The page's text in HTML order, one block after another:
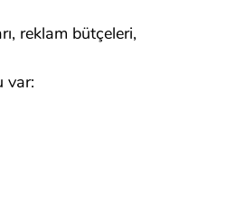
reklam bütçeleri,
var: